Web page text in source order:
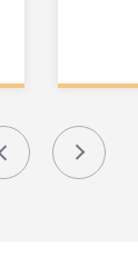
PrécédentSuivant